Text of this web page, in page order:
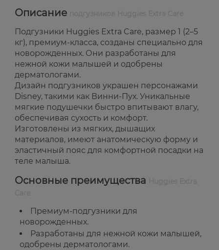
Описание
Подгузники Huggies Extra Care, размер 1 (2–5
кг), премиум-класса, созданы специально для
новорожденных. Они разработаны для
нежной кожи малышей и одобрены
дерматологами.
Дизайн подгузников украшен персонажами
Disney, такими как Винни-Пух. Уникальные
мягкие подушечки быстро впитывают влагу,
обеспечивая сухость и комфорт.
Изготовлены из мягких, дышащих
материалов, имеют анатомическую форму и
эластичный пояс для комфортной посадки на
теле малыша.
Основные преимущества
Премиум-подгузники для
новорожденных.
Разработаны для нежной кожи малышей,
одобрены дерматологами.